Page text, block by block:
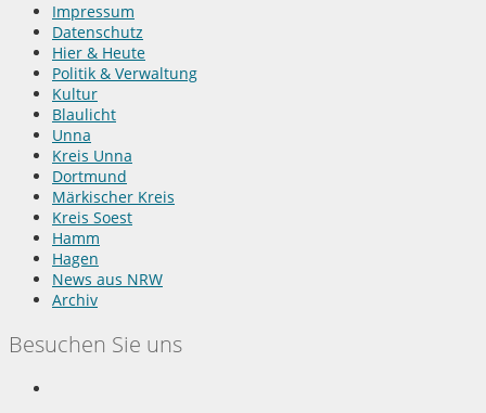
Impressum
Datenschutz
Hier & Heute
Politik & Verwaltung
Kultur
Blaulicht
Unna
Kreis Unna
Dortmund
Märkischer Kreis
Kreis Soest
Hamm
Hagen
News aus NRW
Archiv
Besuchen Sie uns